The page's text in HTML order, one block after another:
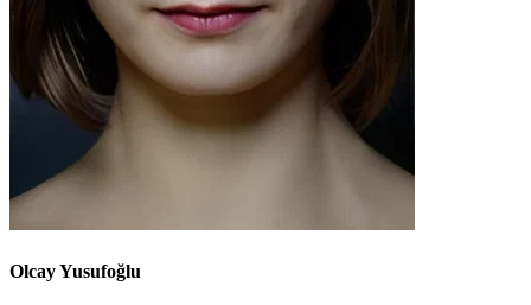
Olcay Yusufoğlu